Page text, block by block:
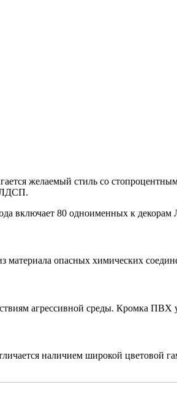
желаемый стиль со
ЛДСП.
включает 80 одноименных к
опасных химических
агрессивной среды. Кромка
наличием широкой